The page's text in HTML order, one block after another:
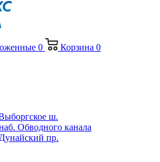
0 Корзина 0
ш.
Обводного канала
пр.